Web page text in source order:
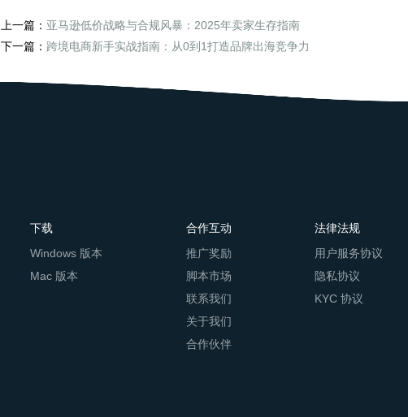
上一篇： 亚马逊低价战略与合规风暴：2025年卖家生存指南
下一篇： 跨境电商新手实战指南：从0到1打造品牌出海竞争力
下载
Windows 版本
Mac 版本
合作互动
推广奖励
脚本市场
联系我们
关于我们
合作伙伴
法律法规
用户服务协议
隐私协议
KYC 协议